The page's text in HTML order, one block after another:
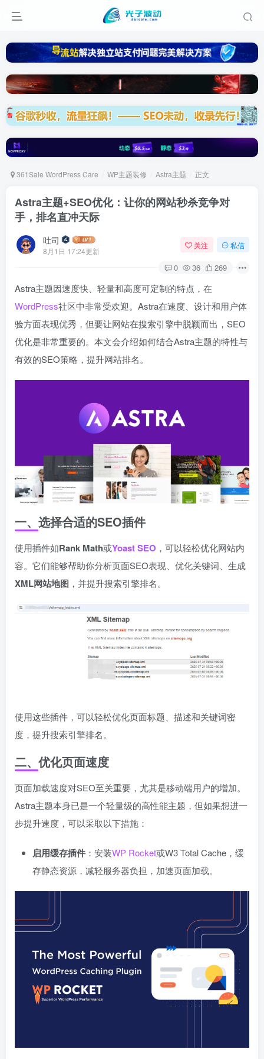
361Sale WordPress Care WP主题装修 Astra主题 正文
Astra主题+SEO优化：让你的网站秒杀竞争对
手，排名直冲天际
吐司
8月1日 17:24更新
关注 私信
0 36 269
Astra主题因速度快、轻量和高度可定制的特点，在
WordPress社区中非常受欢迎。Astra在速度、设计和用户体
验方面表现优秀，但要让网站在搜索引擎中脱颖而出，SEO
优化是非常重要的。本文会介绍如何结合Astra主题的特性与
有效的SEO策略，提升网站排名。
一、选择合适的SEO插件
使用插件如Rank Math或Yoast SEO ，可以轻松优化网站内
容。它们能够帮助你分析页面SEO表现、优化关键词、生成
XML网站地图 ，并提升搜索引擎排名。
使用这些插件，可以轻松优化页面标题、描述和关键词密
度，提升搜索引擎排名。
二、优化页面速度
页面加载速度对SEO至关重要，尤其是移动端用户的增加。
Astra主题本身已是一个轻量级的高性能主题，但如果想进一
步提升速度，可以采取以下措施：
启用缓存插件 ：安装WP Rocket或W3 Total Cache，缓
存静态资源，减轻服务器负担，加速页面加载。